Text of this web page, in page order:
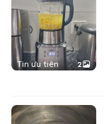
Tin ưu tiên 2